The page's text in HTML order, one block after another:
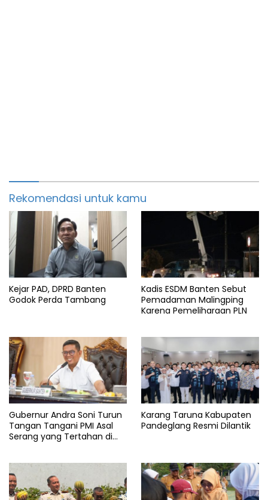
Rekomendasi untuk kamu
Kejar PAD, DPRD Banten
Godok Perda Tambang
Kadis ESDM Banten Sebut
Pemadaman Malingping
Karena Pemeliharaan PLN
Gubernur Andra Soni Turun
Tangan Tangani PMI Asal
Serang yang Tertahan di
Karang Taruna Kabupaten
Pandeglang Resmi Dilantik